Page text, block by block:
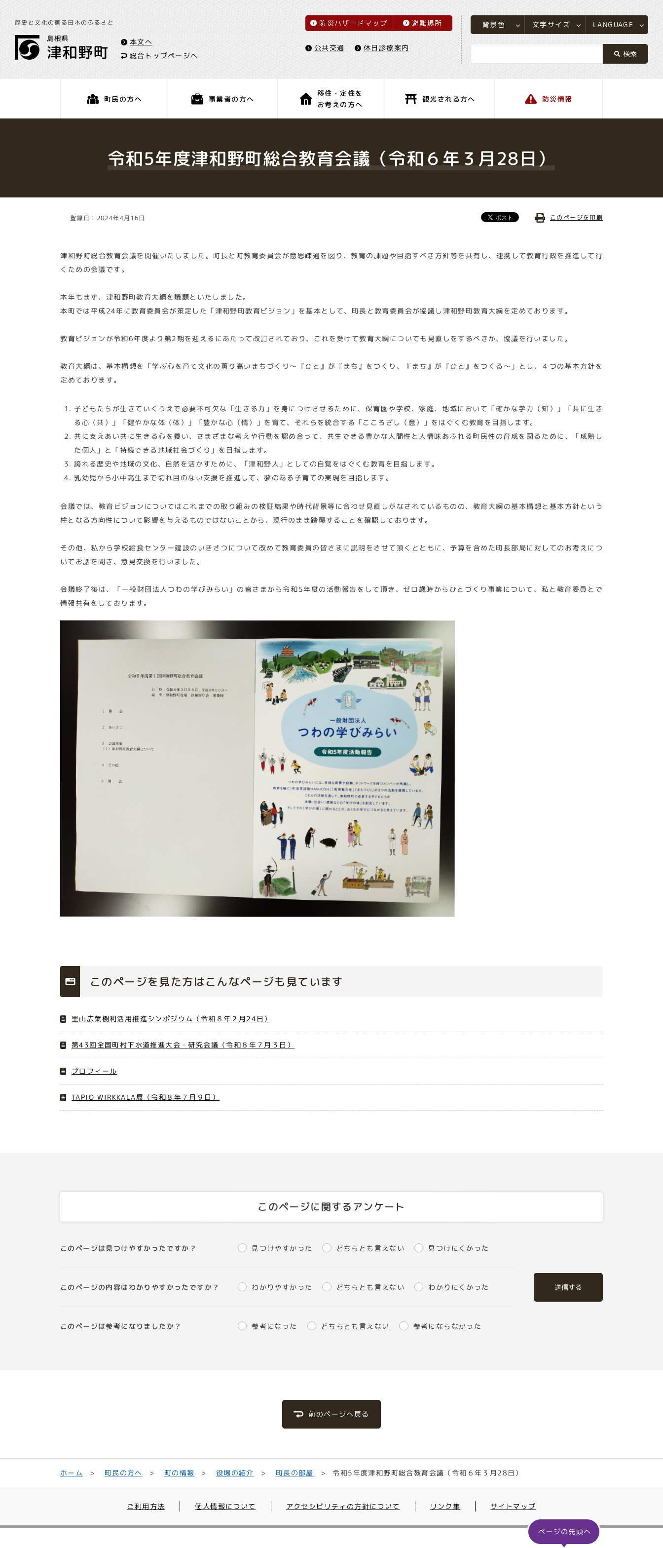
歴史と文化の薫る日本のふるさと
本文へ
総合トップページへ
防災ハザードマップ 避難場所
公共交通 休日診療案内
背景色 文字サイズ LANGUAGE
町民の方へ 事業者の方へ
移住・定住を
お考えの方へ
観光される方へ 防災情報
令和5年度津和野町総合教育会議（令和６年３月28日）
登録日：2024年4月16日 このページを印刷
津和野町総合教育会議を開催いたしました。町長と町教育委員会が意思疎通を図り、教育の課題や目指すべき方針等を共有し、連携して教育行政を推進して行
くための会議です。
本年もまず、津和野町教育大綱を議題といたしました。
本町では平成24年に教育委員会が策定した「津和野町教育ビジョン」を基本として、町長と教育委員会が協議し津和野町教育大綱を定めております。
教育ビジョンが令和6年度より第2期を迎えるにあたって改訂されており、これを受けて教育大綱についても見直しをするべきか、協議を行いました。
教育大綱は、基本構想を「学ぶ心を育て文化の薫り高いまちづくり～『ひと』が『まち』をつくり、『まち』が『ひと』をつくる～」とし、４つの基本方針を
定めております。
子どもたちが生きていくうえで必要不可欠な「生きる力」を身につけさせるために、保育園や学校、家庭、地域において「確かな学力（知）」「共に生き
る心（共）」「健やかな体（体）」「豊かな心（情）」を育て、それらを統合する「こころざし（意）」をはぐくむ教育を目指します。
共に支えあい共に生きる心を養い、さまざまな考えや行動を認め合って、共生できる豊かな人間性と人情味あふれる町民性の育成を図るために、「成熟し
た個人」と「持続できる地域社会づくり」を目指します。
誇れる歴史や地域の文化、自然を活かすために、「津和野人」としての自覚をはぐくむ教育を目指します。
乳幼児から小中高生まで切れ目のない支援を推進して、夢のある子育ての実現を目指します。
会議では、教育ビジョンについてはこれまでの取り組みの検証結果や時代背景等に合わせ見直しがなされているものの、教育大綱の基本構想と基本方針という
柱となる方向性について影響を与えるものではないことから、現行のまま踏襲することを確認しております。
その他、私から学校給食センター建設のいきさつについて改めて教育委員の皆さまに説明をさせて頂くとともに、予算を含めた町長部局に対してのお考えにつ
いてお話を聞き、意見交換を行いました。
会議終了後は、「一般財団法人つわの学びみらい」の皆さまから令和5年度の活動報告をして頂き、ゼロ歳時からひとづくり事業について、私と教育委員とで
情報共有をしております。
このページを見た方はこんなページも見ています
里山広葉樹利活用推進シンポジウム（令和８年２月24日）
第43回全国町村下水道推進大会・研究会議（令和８年７月３日）
プロフィール
TAPIO WIRKKALA展（令和８年７月９日）
このページに関するアンケート
このページは見つけやすかったですか？ 見つけやすかった どちらとも言えない 見つけにくかった
このページの内容はわかりやすかったですか？ わかりやすかった どちらとも言えない わかりにくかった
このページは参考になりましたか？ 参考になった どちらとも言えない 参考にならなかった
送信する
前のページへ戻る
ホーム 町民の方へ 町の情報 役場の紹介 町長の部屋 令和5年度津和野町総合教育会議（令和６年３月28日）
ご利用方法 個人情報について アクセシビリティの方針について リンク集 サイトマップ